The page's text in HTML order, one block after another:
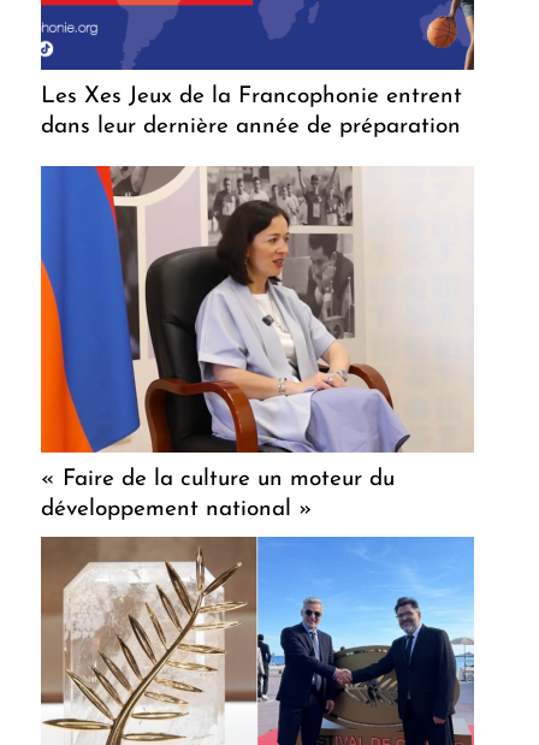
Les Xes Jeux de la Francophonie entrent
dans leur dernière année de préparation
« Faire de la culture un moteur du
développement national »